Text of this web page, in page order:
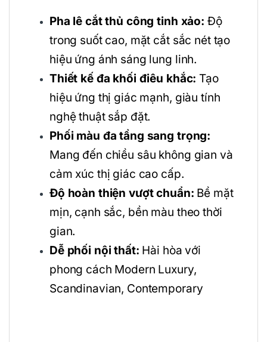
Pha lê cắt thủ công tinh xảo: Độ
trong suốt cao, mặt cắt sắc nét tạo
hiệu ứng ánh sáng lung linh.
Thiết kế đa khối điêu khắc: Tạo
hiệu ứng thị giác mạnh, giàu tính
nghệ thuật sắp đặt.
Phối màu đa tầng sang trọng:
Mang đến chiều sâu không gian và
cảm xúc thị giác cao cấp.
Độ hoàn thiện vượt chuẩn: Bề mặt
mịn, cạnh sắc, bền màu theo thời
gian.
Dễ phối nội thất: Hài hòa với
phong cách Modern Luxury,
Scandinavian, Contemporary